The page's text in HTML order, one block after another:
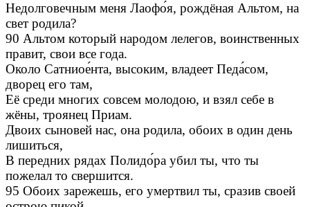
Недолговечным меня Лаофо́я, рождёная Альтом, на
свет родила?
90 Альтом который народом лелегов, воинственных
правит, свои все года.
Около Сатниое́нта, высоким, владеет Педа́сом,
дворец его там,
Её среди многих совсем молодою, и взял себе в
жёны, троянец Приам.
Двоих сыновей нас, она родила, обоих в один день
лишиться,
В передних рядах Полидо́ра убил ты, что ты
пожелал то свершится.
95 Обоих зарежешь, его умертвил ты, сразив своей